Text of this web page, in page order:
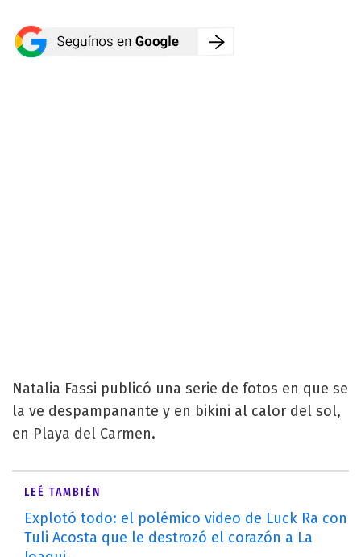
Natalia Fassi publicó una serie de fotos en que se
la ve despampanante y en bikini al calor del sol,
en Playa del Carmen.
LEÉ TAMBIÉN
Explotó todo: el polémico video de Luck Ra con
Tuli Acosta que le destrozó el corazón a La